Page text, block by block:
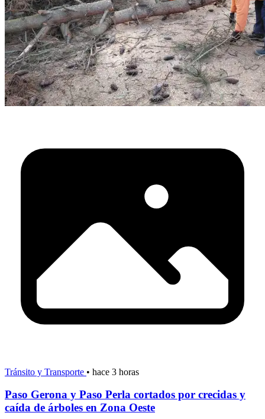
Tránsito y Transporte • hace 3 horas
Paso Gerona y Paso Perla cortados por crecidas y
caída de árboles en Zona Oeste